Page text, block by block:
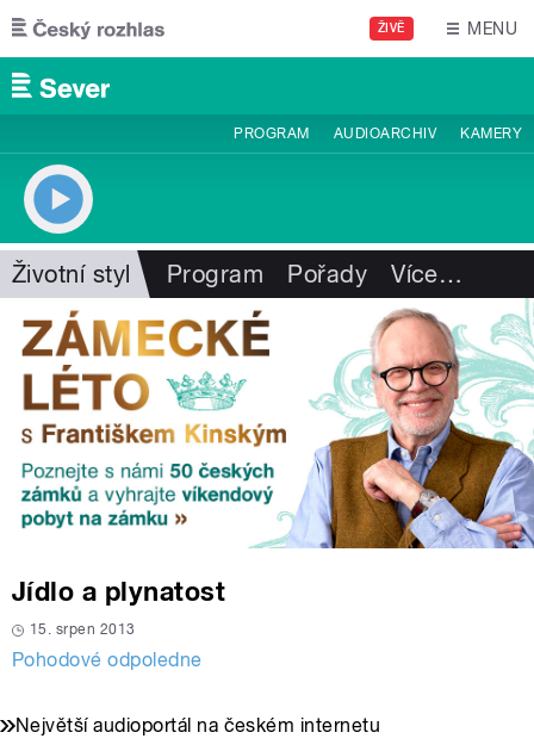
Přejít k hlavnímu obsahu
ŽIVĚ MENU
PROGRAM AUDIOARCHIV KAMERY
Životní styl Program Pořady Více…
Jídlo a plynatost
15. srpen 2013
Pohodové odpoledne
Největší audioportál na českém internetu